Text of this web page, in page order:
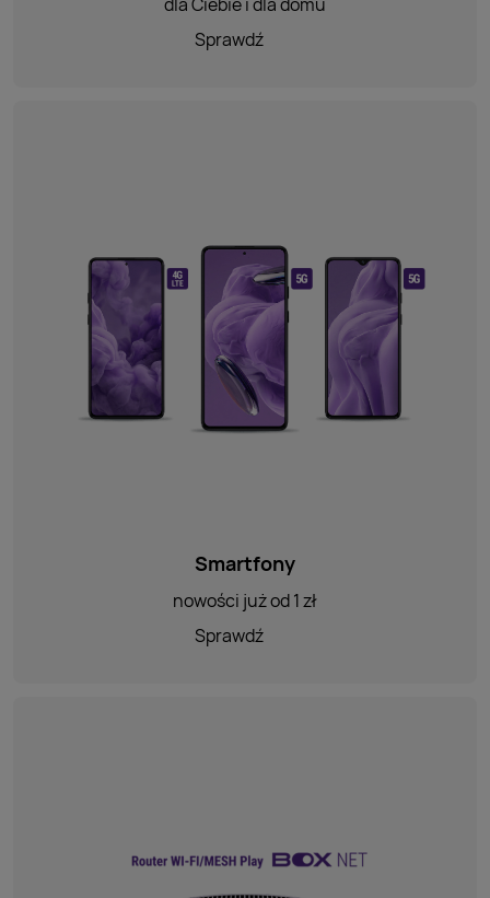
Sprawdź
Smartfony
nowości już od 1 zł
Sprawdź